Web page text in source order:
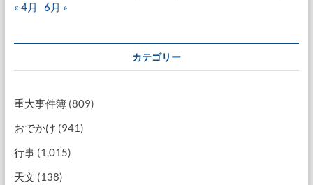
« 4月
6月 »
カテゴリー
重大事件簿(809)
おでかけ (941)
行事(1,015)
天文 (138)